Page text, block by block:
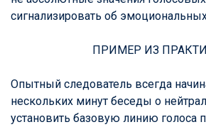
сигнализировать об
ПРИМЕР ИЗ
Опытный следователь всегда
нескольких минут беседы о
установить базовую линию голоса